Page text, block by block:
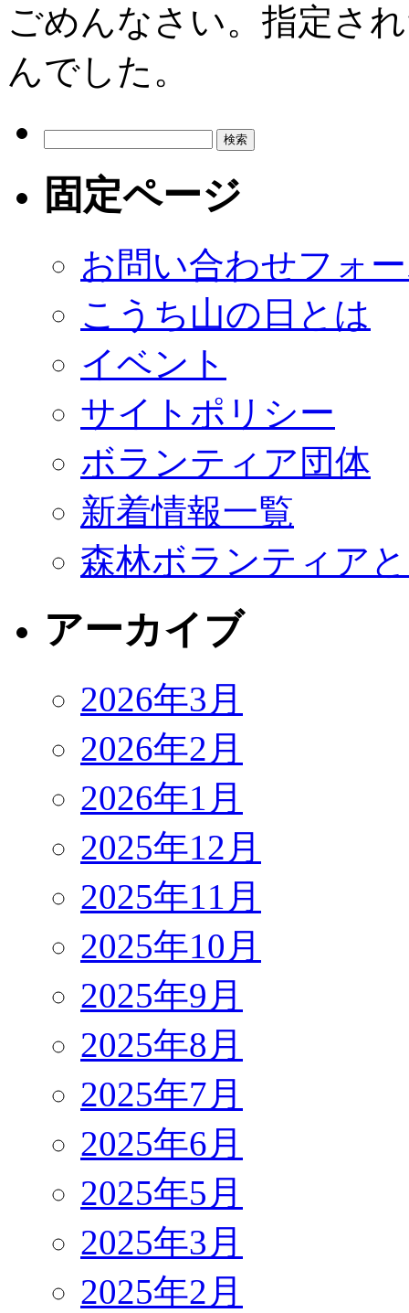
ごめんなさい。指定さ
んでした。
固定ページ
お問い合わせフォ
こうち山の日とは
イベント
サイトポリシー
ボランティア団体
新着情報一覧
森林ボランティア
アーカイブ
2026年3月
2026年2月
2026年1月
2025年12月
2025年11月
2025年10月
2025年9月
2025年8月
2025年7月
2025年6月
2025年5月
2025年3月
2025年2月